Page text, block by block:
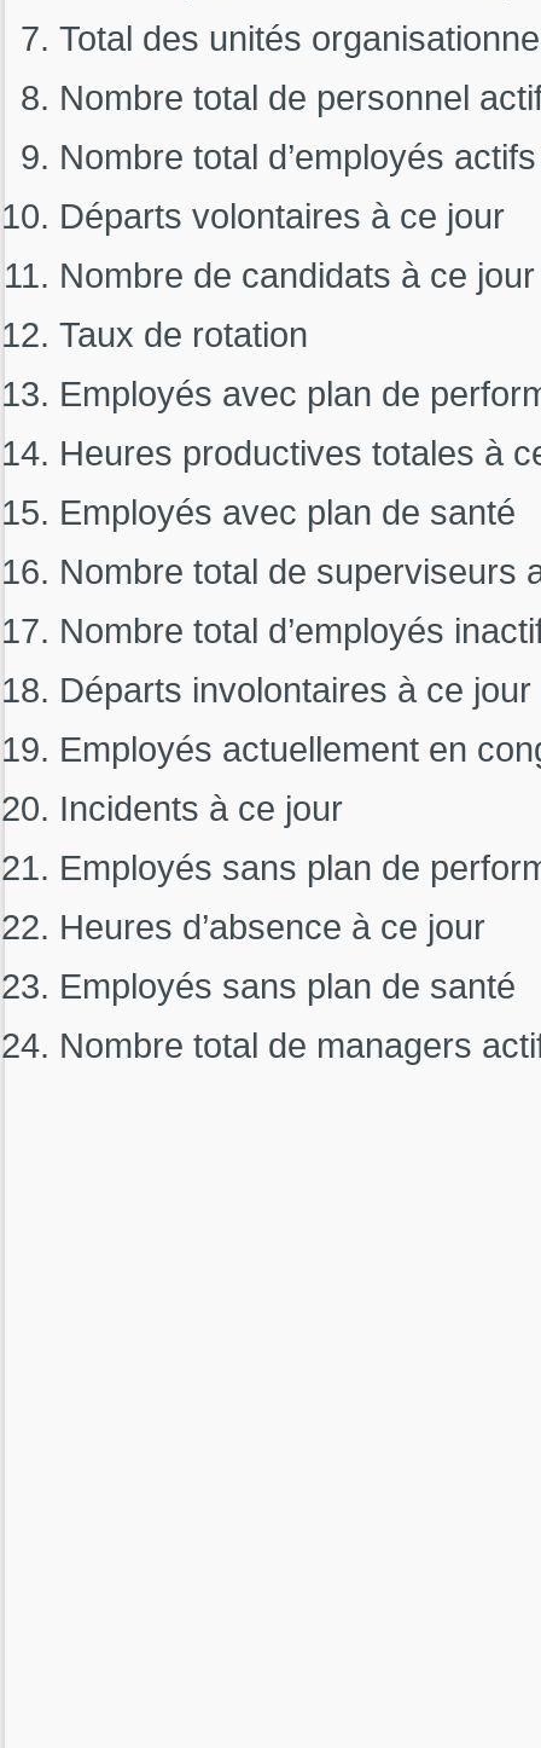
Total des unités
Nombre total de personnel
Nombre total d’employés actifs
Départs volontaires à ce jour
Nombre de candidats à ce jour
Taux de rotation
Employés avec plan de
Heures productives totales à
Employés avec plan de santé
Nombre total de superviseurs
Nombre total d’employés
Départs involontaires à ce jour
Employés actuellement en
Incidents à ce jour
Employés sans plan de
Heures d’absence à ce jour
Employés sans plan de santé
Nombre total de managers